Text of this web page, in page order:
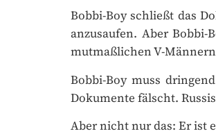
Bobbi-Boy schließt das
anzusaufen. Aber
mutmaßlichen V-Männern
Bobbi-Boy muss
Dokumente fälscht.
Aber nicht nur das: Er ist